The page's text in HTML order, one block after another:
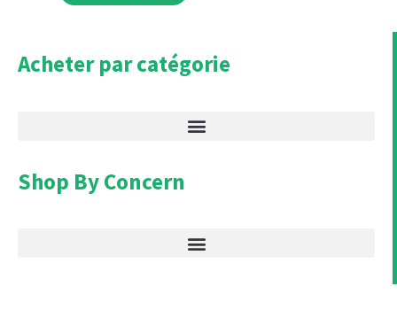
Acheter par catégorie
Shop By Concern